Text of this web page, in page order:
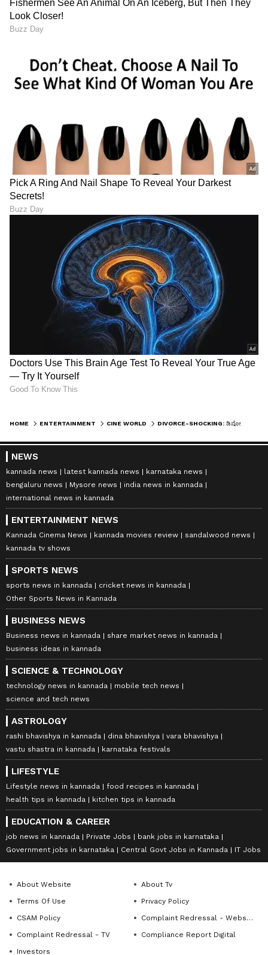
HOME ENTERTAINMENT CINE WORLD
NEWS
kannada news latest kannada news
karnataka news
bengaluru news
Mysore news
india news in kannada
international news in kannada
ENTERTAINMENT NEWS
Kannada Cinema News kannada movies review
sandalwood news
kannada tv shows
SPORTS NEWS
sports news in kannada
cricket news in kannada
Other Sports News in Kannada
BUSINESS NEWS
Business news in kannada
share market news in kannada
business ideas in kannada
SCIENCE & TECHNOLOGY
technology news in kannada
mobile tech news
science and tech news
ASTROLOGY
rashi bhavishya in kannada dina bhavishya
vara bhavishya
vastu shastra in kannada
karnataka festivals
LIFESTYLE
Lifestyle news in kannada
food recipes in kannada
health tips in kannada
kitchen tips in kannada
EDUCATION & CAREER
job news in kannada Private Jobs
bank jobs in karnataka
Government jobs in karnataka
Central Govt Jobs in Kannada IT Jobs
About Website
About Tv
Terms Of Use
Privacy Policy
CSAM Policy
Complaint Redressal - Website
Complaint Redressal - TV
Compliance Report Digital
Investors